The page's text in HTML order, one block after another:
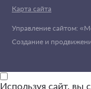
Карта сайта
Управление сайтом:
Создание и
Используя сайт, вы